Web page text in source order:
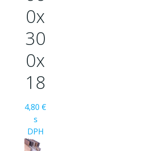
0x
30
0x
18
4,80 €
s
DPH